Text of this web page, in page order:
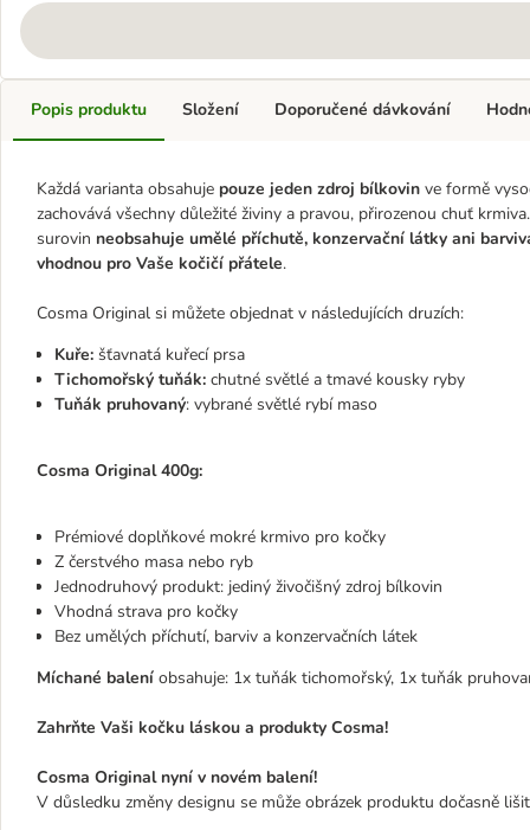
Popis produktu
Každá varianta obsahuje pouze jeden zdroj bílkovin ve formě
zachovává všechny důležité živiny a pravou, přirozenou chuť
surovin neobsahuje umělé příchutě, konzervační látky ani
vhodnou pro Vaše kočičí přátele.
Cosma Original si můžete objednat v následujících druzích:
Kuře: šťavnatá kuřecí prsa
Tichomořský tuňák: chutné světlé a tmavé kousky ryby
Tuňák pruhovaný: vybrané světlé rybí maso
Cosma Original 400g:
Prémiové doplňkové mokré krmivo pro kočky
Z čerstvého masa nebo ryb
Jednodruhový produkt: jediný živočišný zdroj bílkovin
Vhodná strava pro kočky
Bez umělých příchutí, barviv a konzervačních látek
Míchané balení obsahuje: 1x tuňák tichomořský, 1x tuňák
Zahrňte Vaši kočku láskou a produkty Cosma!
Cosma Original nyní v novém balení!
V důsledku změny designu se může obrázek produktu dočasně
Složení Doporučené dávkování